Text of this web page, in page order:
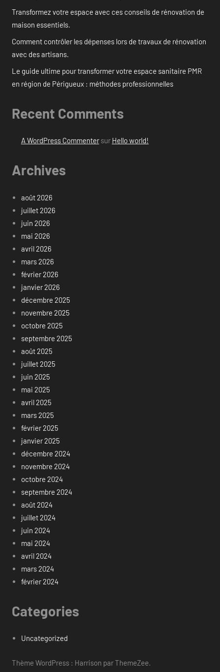
Transformez votre espace avec ces conseils de rénovation de
maison essentiels.
Comment contrôler les dépenses lors de travaux de rénovation
avec des artisans.
Le guide ultime pour transformer votre espace sanitaire PMR
en région de Périgueux : méthodes professionnelles
Recent Comments
A WordPress Commentersur Hello world!
Archives
août 2026
juillet 2026
juin 2026
mai 2026
avril 2026
mars 2026
février 2026
janvier 2026
décembre 2025
novembre 2025
octobre 2025
septembre 2025
août 2025
juillet 2025
juin 2025
mai 2025
avril 2025
mars 2025
février 2025
janvier 2025
décembre 2024
novembre 2024
octobre 2024
septembre 2024
août 2024
juillet 2024
juin 2024
mai 2024
avril 2024
mars 2024
février 2024
Categories
Uncategorized
Thème WordPress : Harrison par ThemeZee.